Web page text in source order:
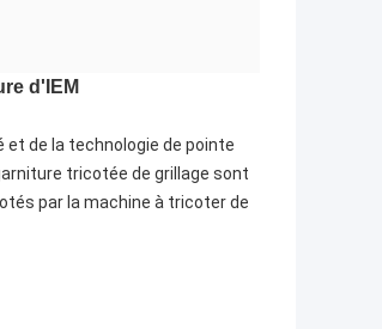
d'IEM
et de la technologie de pointe
tricotée de grillage sont
par la machine à tricoter de